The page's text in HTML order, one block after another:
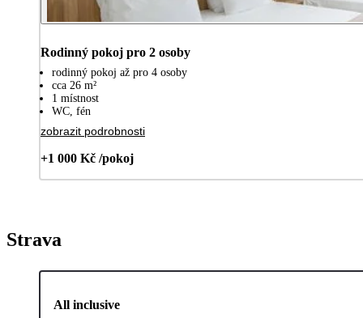
Rodinný pokoj pro 2 osoby
rodinný pokoj až pro 4 osoby
cca 26 m²
1 místnost
WC, fén
zobrazit podrobnosti
+1 000 Kč /pokoj
Strava
All inclusive